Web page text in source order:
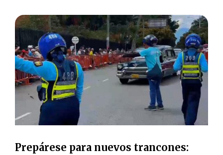
Prepárese para nuevos trancones: